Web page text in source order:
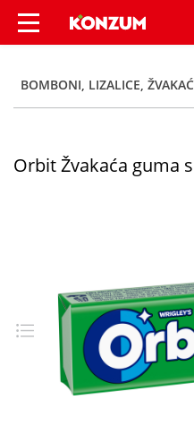
Orbit
BOMBONI, LIZALICE,
Orbit Žvakaća guma